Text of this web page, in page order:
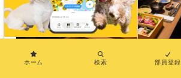
ホーム 検索 部員登録